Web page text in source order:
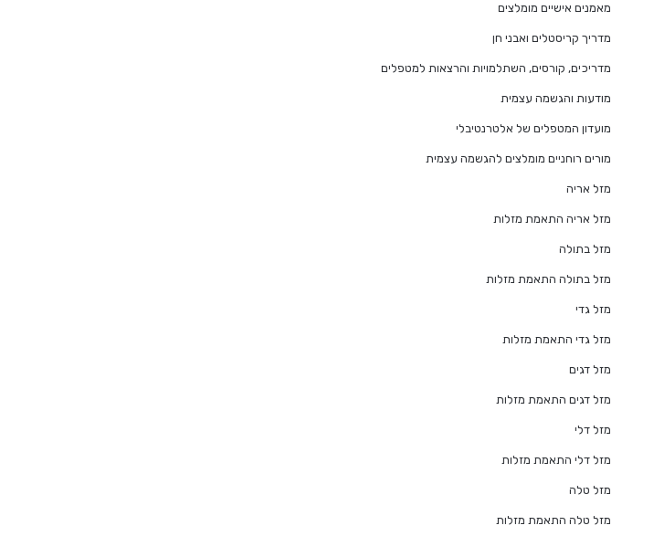
מאמנים אישיים מומלצים
מדריך קריסטלים ואבני חן
מדריכים, קורסים, השתלמויות והרצאות למטפלים
מודעות והגשמה עצמית
מועדון המטפלים של אלטרנטיבלי
מורים רוחניים מומלצים להגשמה עצמית
מזל אריה
מזל אריה התאמת מזלות
מזל בתולה
מזל בתולה התאמת מזלות
מזל גדי
מזל גדי התאמת מזלות
מזל דגים
מזל דגים התאמת מזלות
מזל דלי
מזל דלי התאמת מזלות
מזל טלה
מזל טלה התאמת מזלות